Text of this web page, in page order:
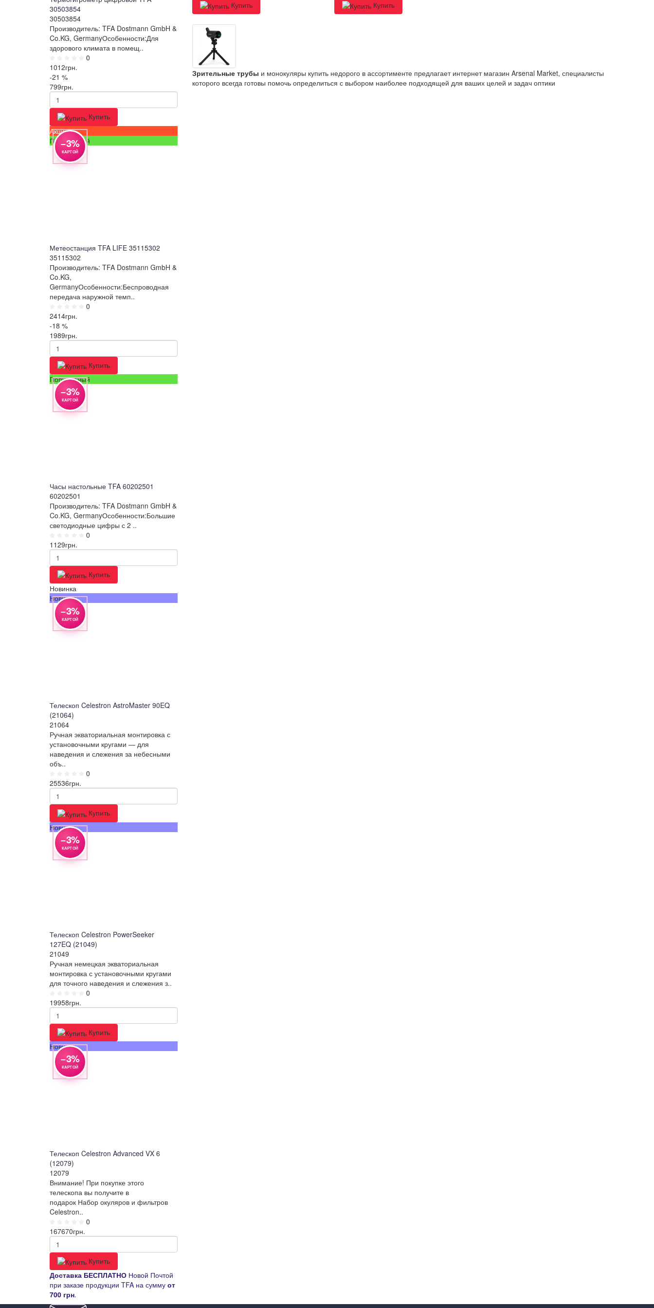
30503854
30503854
Производитель: TFA Dostmann GmbH &
Co.KG, GermanyОсобенности:Для
здорового климата в помещ..
0
1012грн.
-21 %
799грн.
Купить
Акция
Популярный
−3%
КАРТОЙ
Метеостанция TFA LIFE 35115302
35115302
Производитель: TFA Dostmann GmbH &
Co.KG,
GermanyОсобенности:Беспроводная
передача наружной темп..
0
2414грн.
-18 %
1989грн.
Купить
Популярный
−3%
КАРТОЙ
Часы настольные TFA 60202501
60202501
Производитель: TFA Dostmann GmbH &
Co.KG, GermanyОсобенности:Большие
светодиодные цифры с 2 ..
0
1129грн.
Купить
Новинка
Новинка
−3%
КАРТОЙ
Телескоп Celestron AstroMaster 90EQ
(21064)
21064
Ручная экваториальная монтировка с
установочными кругами — для
наведения и слежения за небесными
объ..
0
25536грн.
Купить
Новинка
−3%
КАРТОЙ
Телескоп Celestron PowerSeeker
127EQ (21049)
21049
Ручная немецкая экваториальная
монтировка с установочными кругами
для точного наведения и слежения з..
0
19958грн.
Купить
Новинка
−3%
КАРТОЙ
Телескоп Celestron Advanced VX 6
(12079)
12079
Внимание! При покупке этого
телескопа вы получите в
подарок Набор окуляров и фильтров
Celestron..
0
167670грн.
Купить
Доставка БЕСПЛАТНО Новой Почтой
при заказе продукции TFA на сумму от
700 грн.
Купить Купить
Зрительные трубы и монокуляры купить недорого в ассортименте предлагает интернет магазин Arsenal Market, специалисты
которого всегда готовы помочь определиться с выбором наиболее подходящей для ваших целей и задач оптики